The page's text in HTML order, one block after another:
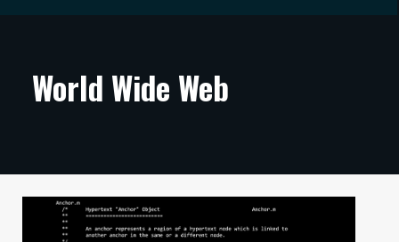
ARTIKKELIT
TECHBBS
World Wide Web